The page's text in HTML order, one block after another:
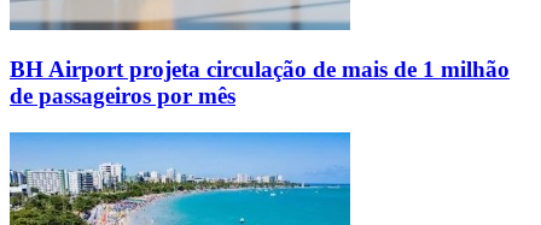
BH Airport projeta circulação de mais de 1 milhão
de passageiros por mês